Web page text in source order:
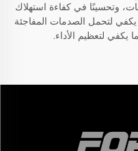
وتحسينًا في كفاءة استهلاك
لتحمل الصدمات المفاجئة
لتعظيم الأداء.